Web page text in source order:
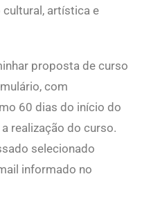
artística e
proposta de curso
com
60 dias do início do
realização do curso.
selecionado
informado no